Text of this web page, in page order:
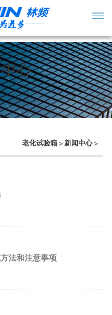
心
老化试验箱 > 新闻中心>
法和注意事项